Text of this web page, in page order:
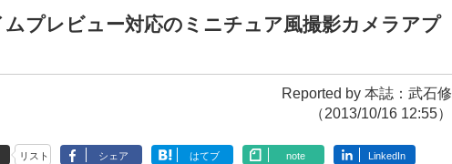
ムプレビュー対応のミニチュア風撮影カメラアプ
Reported by 本誌：武石修
（2013/10/16 12:55）
リスト シェア はてブ note LinkedIn